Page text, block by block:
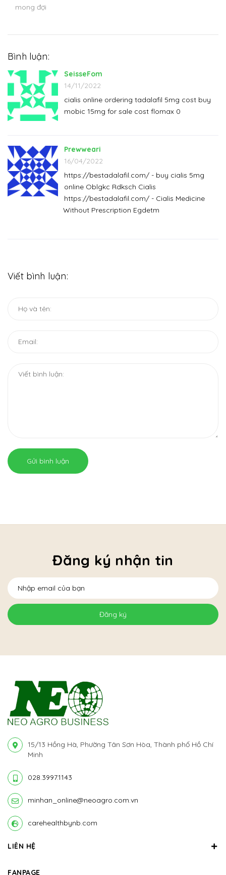
mong đợi
Bình luận:
SeisseFom
14/11/2022
cialis online ordering tadalafil 5mg cost buy
mobic 15mg for sale cost flomax 0
Prewweari
16/04/2022
https://bestadalafil.com/ - buy cialis 5mg
online Oblgkc Rdksch Cialis
https://bestadalafil.com/ - Cialis Medicine
Without Prescription Egdetm
Viết bình luận:
Gửi bình luận
Đăng ký nhận tin
Đăng ký
15/13 Hồng Hà, Phường Tân Sơn Hòa, Thành phố Hồ Chí
Minh
028.3997.1143
minhan_online@neoagro.com.vn
carehealthbynb.com
LIÊN HỆ
FANPAGE